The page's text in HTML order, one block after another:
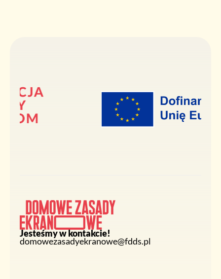
Jesteśmy w kontakcie!
domowezasadyekranowe@fdds.pl